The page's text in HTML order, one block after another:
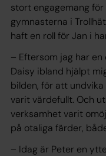
stort engagemang
gymnasterna i
haft en roll för Jan i
– Eftersom jag har
Daisy ibland hjälpt
bilden, för att
varit värdefullt. Och
verksamhet varit
på otaliga färder,
– Idag är Peter en